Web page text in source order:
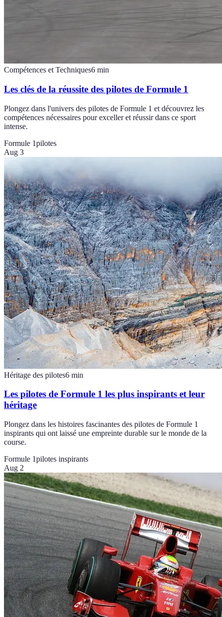
Compétences et Techniques6 min
Les clés de la réussite des pilotes de Formule 1
Plongez dans l'univers des pilotes de Formule 1 et découvrez les
compétences nécessaires pour exceller et réussir dans ce sport
intense.
Formule 1pilotes
Aug 3
Héritage des pilotes6 min
Les pilotes de Formule 1 les plus inspirants et leur
héritage
Plongez dans les histoires fascinantes des pilotes de Formule 1
inspirants qui ont laissé une empreinte durable sur le monde de la
course.
Formule 1pilotes inspirants
Aug 2